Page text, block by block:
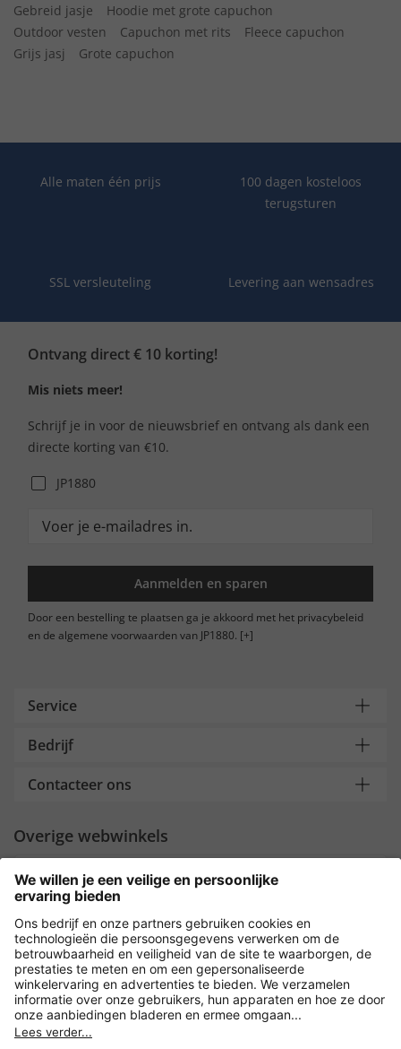
Gebreid jasje
Hoodie met grote capuchon
Outdoor vesten
Capuchon met rits
Fleece capuchon
Grijs jasj
Grote capuchon
Alle maten één prijs
100 dagen kosteloos
terugsturen
SSL versleuteling Levering aan wensadres
Ontvang direct € 10 korting!
Mis niets meer!
Schrijf je in voor de nieuwsbrief en ontvang als dank een
directe korting van €10.
JP1880
Aanmelden en sparen
Door een bestelling te plaatsen ga je akkoord met het privacybeleid
en de algemene voorwaarden van JP1880. [+]
Service
Bedrijf
Contacteer ons
Overige webwinkels
Nederland
Payment and Delivery
Versleuteling met